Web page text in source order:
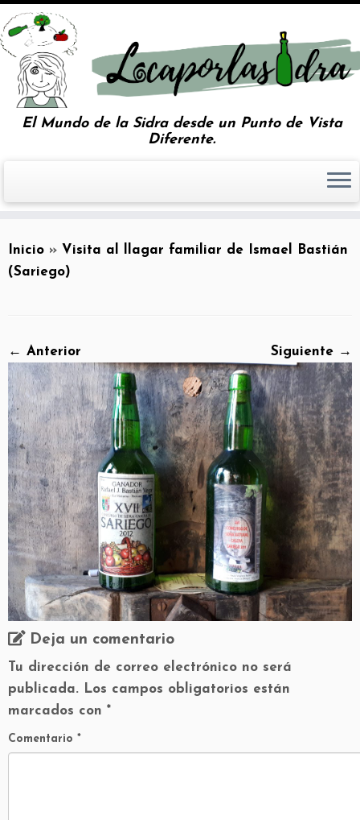
El Mundo de la Sidra desde un Punto de Vista
Diferente.
Inicio » Visita al llagar familiar de Ismael Bastián
(Sariego)
← Anterior Siguiente →
Deja un comentario
Tu dirección de correo electrónico no será
publicada. Los campos obligatorios están
marcados con *
Comentario *